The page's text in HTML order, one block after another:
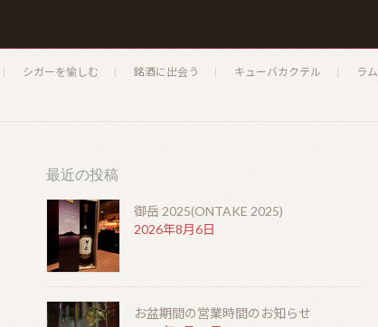
シガーを愉しむ 銘酒に出会う キューバカクテル ラム
最近の投稿
御岳 2025(ONTAKE 2025)
2026年8月6日
お盆期間の営業時間のお知らせ